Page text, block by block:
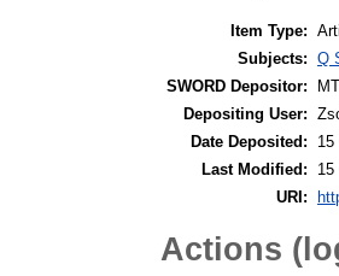
Item Type:
Subjects: Q
SWORD Depositor:
Depositing User:
Date Deposited:
15
Last Modified:
15
URI:
Actions